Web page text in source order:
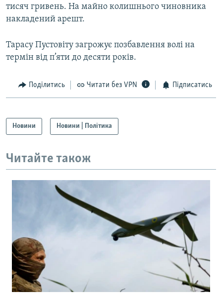
тисяч гривень. На майно колишнього чиновника
накладений арешт.
Тарасу Пустовіту загрожує позбавлення волі на
термін від п’яти до десяти років.
Поділитись Читати без VPN Підписатись
Новини Новини | Політика
Читайте також